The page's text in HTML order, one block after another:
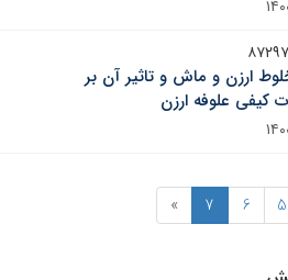
ارزن و ماش و تاثیر آن بر
علوفه ارزن
5
6
7
»